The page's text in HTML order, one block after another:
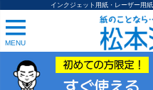
インクジェット用紙・レーザー用
MENU